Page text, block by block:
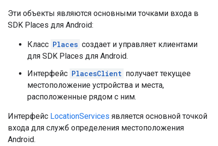
Эти объекты являются основными точками входа в
SDK Places для Android:
Класс Places создает и управляет клиентами
для SDK Places для Android.
Интерфейс PlacesClient получает текущее
местоположение устройства и места,
расположенные рядом с ним.
Интерфейс LocationServices является основной точкой
входа для служб определения местоположения
Android.